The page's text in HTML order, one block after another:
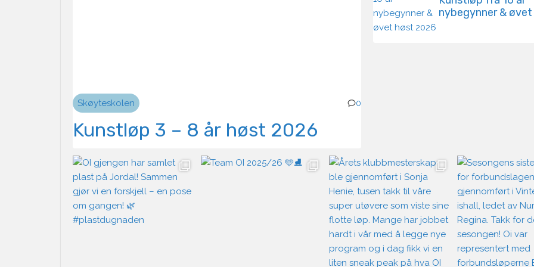
Skøyteskolen 0
Kunstløp 3 – 8 år høst 2026
nybegynner &